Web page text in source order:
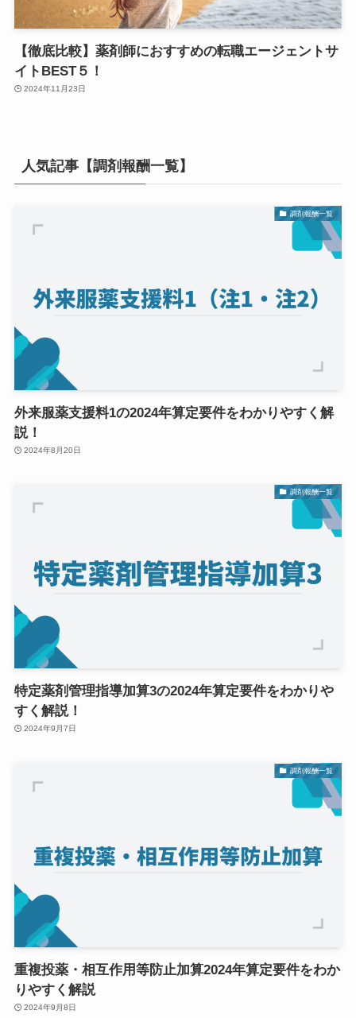
【徹底比較】薬剤師におすすめの転職エージェントサ
イトBEST５！
2024年11月23日
人気記事【調剤報酬一覧】
調剤報酬一覧
外来服薬支援料1の2024年算定要件をわかりやすく解
説！
2024年8月20日
調剤報酬一覧
特定薬剤管理指導加算3の2024年算定要件をわかりや
すく解説！
2024年9月7日
調剤報酬一覧
重複投薬・相互作用等防止加算2024年算定要件をわか
りやすく解説
2024年9月8日